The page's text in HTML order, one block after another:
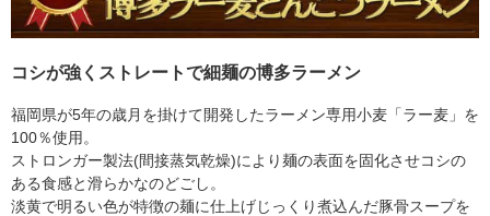
コシが強くストレートで細麺の博多ラーメン
福岡県が5年の歳月を掛けて開発したラーメン専用小麦「ラー麦」を
100％使用。
ストロンガー製法(間接蒸気乾燥)により麺の表面を固化させコシの
ある食感と滑らかなのどごし。
淡黄で明るい色が特徴の麺に仕上げじっくり煮込んだ豚骨スープを